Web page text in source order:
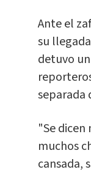
Ante el
su
detuvo
separada
"Se dicen
muchos
cansada,